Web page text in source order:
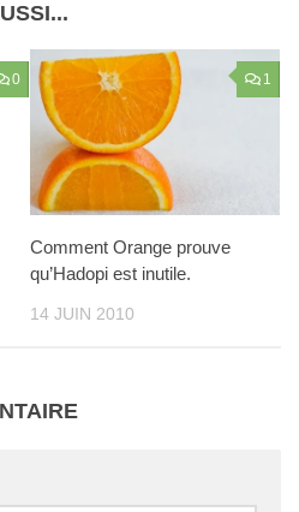
0 1
Comment Orange prouve
qu’Hadopi est inutile.
14 JUIN 2010